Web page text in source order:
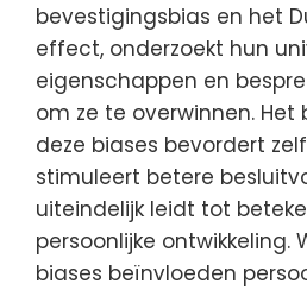
bevestigingsbias en het
effect, onderzoekt hun
eigenschappen en
om ze te overwinnen. Het
deze biases bevordert
stimuleert betere
uiteindelijk leidt tot
persoonlijke ontwikkeling.
biases beïnvloeden